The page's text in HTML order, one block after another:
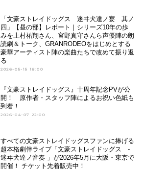
「文豪ストレイドッグス 迷ヰ犬達ノ宴 其ノ
四」【昼の部】レポート｜シリーズ10年の歩
みを上村祐翔さん、宮野真守さんら声優陣の朗
読劇＆トーク、GRANRODEOをはじめとする
豪華アーティスト陣の楽曲たちで改めて振り返
る
2026-05-15 18:00
『文豪ストレイドッグス』十周年記念PVが公
開！ 原作者・スタッフ陣によるお祝い色紙も
到着！
2026-04-07 22:00
すべての文豪ストレイドッグスファンに捧げる
超本格劇伴ライブ「文豪ストレイドッグス -
迷ヰ犬達ノ音奏-」が2026年5月に大阪・東京で
開催！ チケット先着販売中！